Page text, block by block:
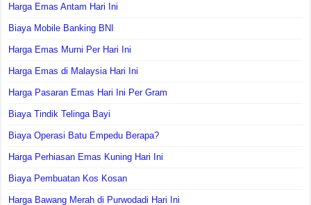
Harga Emas Antam Hari Ini
Biaya Mobile Banking BNI
Harga Emas Murni Per Hari Ini
Harga Emas di Malaysia Hari Ini
Harga Pasaran Emas Hari Ini Per Gram
Biaya Tindik Telinga Bayi
Biaya Operasi Batu Empedu Berapa?
Harga Perhiasan Emas Kuning Hari Ini
Biaya Pembuatan Kos Kosan
Harga Bawang Merah di Purwodadi Hari Ini